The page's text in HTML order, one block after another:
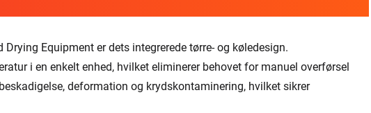
Equipment er dets integrerede tørre- og køledesign.
i en enkelt enhed, hvilket eliminerer behovet for manuel overførsel
deformation og krydskontaminering, hvilket sikrer